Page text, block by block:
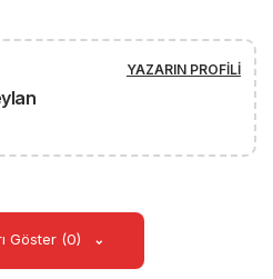
YAZARIN PROFILI
Göster (0)